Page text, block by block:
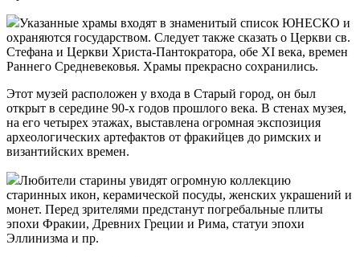
Указанные храмы входят в знаменитый список ЮНЕСКО и
охраняются государством. Следует также сказать о Церкви св.
Стефана и Церкви Христа-Пантократора, обе XI века, времен
Раннего Средневековья. Храмы прекрасно сохранились.
Этот музей расположен у входа в Старый город, он был
открыт в середине 90-х годов прошлого века. В стенах музея,
на его четырех этажах, выставлена огромная экспозиция
археологических артефактов от фракийцев до римских и
византийских времен.
Любители старины увидят огромную коллекцию
старинных икон, керамической посуды, женских украшений и
монет. Перед зрителями предстанут погребальные плиты
эпохи Фракии, Древних Греции и Рима, статуи эпохи
Эллинизма и пр.